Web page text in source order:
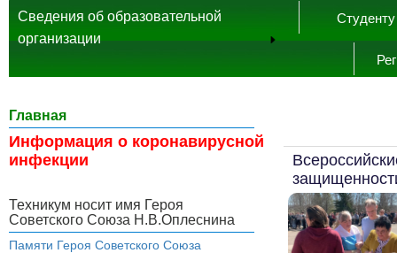
Студенту
Сведения об образовательной
организации
Главная
Информация о коронавирусной
инфекции
Техникум носит имя Героя
Советского Союза Н.В.Оплеснина
Памяти Героя Советского Союза